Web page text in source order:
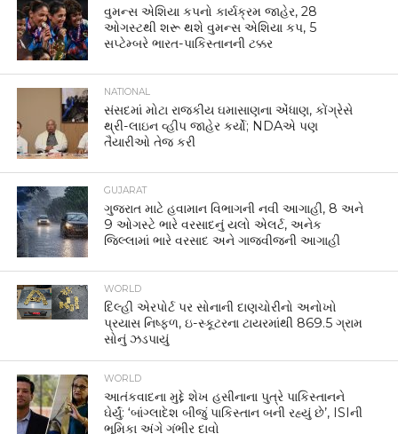
વુમન્સ એશિયા કપનો કાર્યક્રમ જાહેર, 28
ઓગસ્ટથી શરૂ થશે વુમન્સ એશિયા કપ, 5
સપ્ટેમ્બરે ભારત-પાકિસ્તાનની ટક્કર
NATIONAL
સંસદમાં મોટા રાજકીય ઘમાસાણના એંધાણ, કોંગ્રેસે
થ્રી-લાઇન વ્હીપ જાહેર કર્યો; NDAએ પણ
તૈયારીઓ તેજ કરી
GUJARAT
ગુજરાત માટે હવામાન વિભાગની નવી આગાહી, 8 અને
9 ઓગસ્ટે ભારે વરસાદનું યલો એલર્ટ, અનેક
જિલ્લામાં ભારે વરસાદ અને ગાજવીજની આગાહી
WORLD
દિલ્હી એરપોર્ટ પર સોનાની દાણચોરીનો અનોખો
પ્રયાસ નિષ્ફળ, ઇ-સ્કૂટરના ટાયરમાંથી 869.5 ગ્રામ
સોનું ઝડપાયું
WORLD
આતંકવાદના મુદ્દે શેખ હસીનાના પુત્રે પાકિસ્તાનને
ઘેર્યું: ‘બાંગ્લાદેશ બીજું પાકિસ્તાન બની રહ્યું છે’, ISIની
ભૂમિકા અંગે ગંભીર દાવો